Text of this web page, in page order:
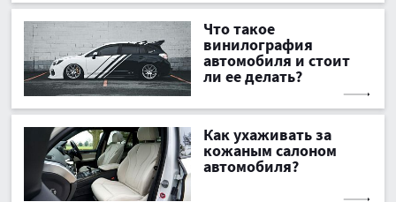
Что такое
винилография
автомобиля и стоит
ли ее делать?
Как ухаживать за
кожаным салоном
автомобиля?